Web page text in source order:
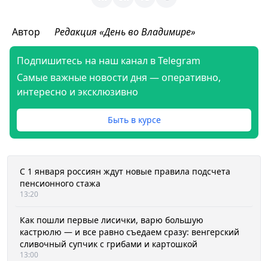
Автор Редакция «День во Владимире»
Подпишитесь на наш канал в Telegram
Самые важные новости дня — оперативно,
интересно и эксклюзивно
Быть в курсе
С 1 января россиян ждут новые правила подсчета
пенсионного стажа
13:20
Как пошли первые лисички, варю большую
кастрюлю — и все равно съедаем сразу: венгерский
сливочный супчик с грибами и картошкой
13:00